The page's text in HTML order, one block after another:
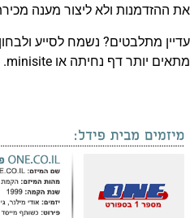
את ההזדמנות ולא ליצור מענה
עדיין מתלבטים? נשמח לסייע
מתאים יותר דף נחיתה או minisite.